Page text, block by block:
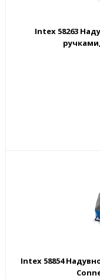
Intex 58263
Intex 58854